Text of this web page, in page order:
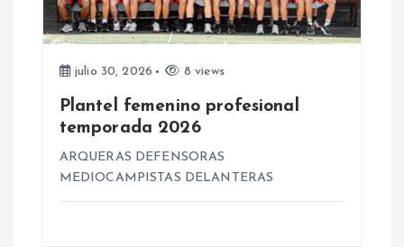
julio 30, 2026 8 views
Plantel femenino profesional
temporada 2026
ARQUERAS DEFENSORAS
MEDIOCAMPISTAS DELANTERAS